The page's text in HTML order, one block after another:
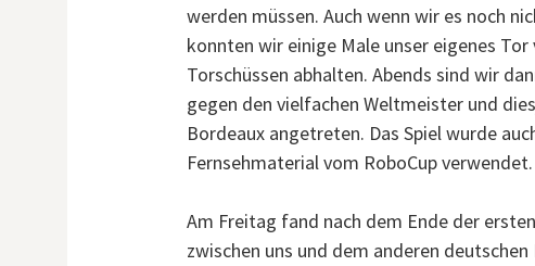
werden müssen. Auch wenn wir es noch
konnten wir einige Male unser eigenes
Torschüssen abhalten. Abends sind wir
gegen den vielfachen Weltmeister und
Bordeaux angetreten. Das Spiel wurde
Fernsehmaterial vom RoboCup verwendet.
Am Freitag fand nach dem Ende der
zwischen uns und dem anderen